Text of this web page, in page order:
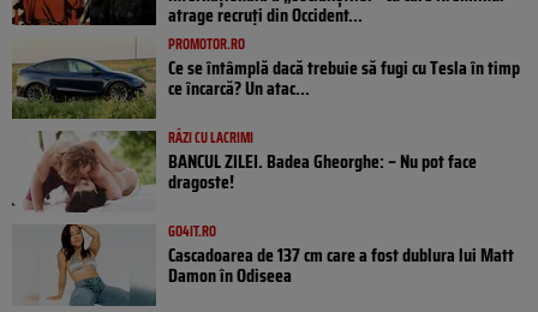
atrage recruți din Occident...
PROMOTOR.RO
Ce se întâmplă dacă trebuie să fugi cu Tesla în timp
ce încarcă? Un atac...
RÂZI CU LACRIMI
BANCUL ZILEI. Badea Gheorghe: – Nu pot face
dragoste!
GO4IT.RO
Cascadoarea de 137 cm care a fost dublura lui Matt
Damon în Odiseea